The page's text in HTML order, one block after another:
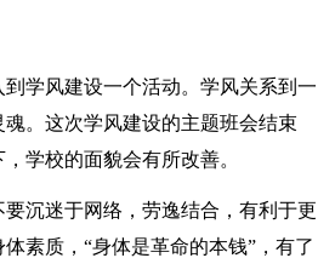
学风建设一个活动。学风关系到一
。这次学风建设的主题班会结束
学校的面貌会有所改善。
沉迷于网络，劳逸结合，有利于更
素质，“身体是革命的本钱”，有了